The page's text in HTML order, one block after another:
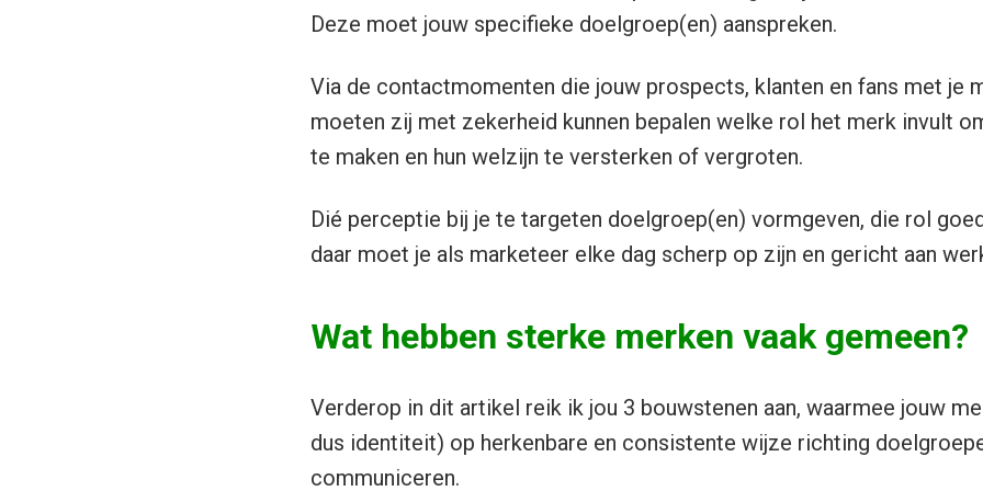
Deze moet jouw specifieke doelgroep(en) aanspreken.
Via de contactmomenten die jouw prospects, klanten en fans met je
moeten zij met zekerheid kunnen bepalen welke rol het merk invult
te maken en hun welzijn te versterken of vergroten.
Dié perceptie bij je te targeten doelgroep(en) vormgeven, die rol
daar moet je als marketeer elke dag scherp op zijn en gericht aan
Wat hebben sterke merken vaak gemeen?
Verderop in dit artikel reik ik jou 3 bouwstenen aan, waarmee jouw
dus identiteit) op herkenbare en consistente wijze richting
communiceren.